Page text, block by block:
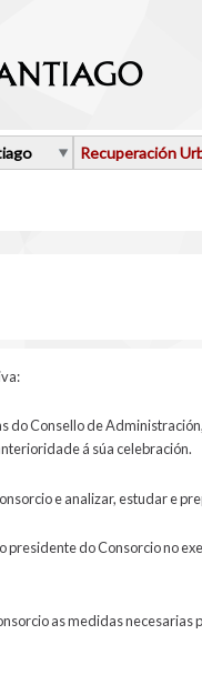
Recuperación
do Consello de
á súa celebración.
e analizar, estudar e
presidente do Consorcio no
as medidas